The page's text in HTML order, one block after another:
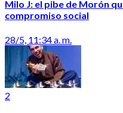
Milo J: el pibe de Morón
compromiso social
28/5, 11:34 a. m.
2